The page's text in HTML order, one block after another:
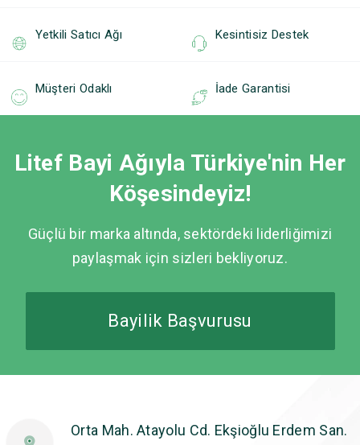
Yetkili Satıcı Ağı Kesintisiz Destek
Müşteri Odaklı İade Garantisi
Litef Bayi Ağıyla Türkiye'nin Her
Köşesindeyiz!
Güçlü bir marka altında, sektördeki liderliğimizi
paylaşmak için sizleri bekliyoruz.
Bayilik Başvurusu
Orta Mah. Atayolu Cd. Ekşioğlu Erdem San.